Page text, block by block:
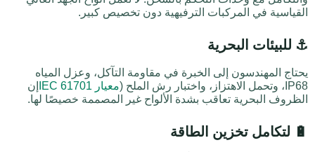
القياسية في المركبات الترفيهية دون تخصيص كبير.
⚓ للبيئات البحرية
يحتاج المهندسون إلى الخبرة في مقاومة التآكل، وعزل المياه
IP68، وتحمل الاهتزاز، واختبار رش الملح (
معيار IEC 61701
إن
الظروف البحرية تعاقب بشدة الألواح غير المصممة خصيصًا لها.
🔋 لتكامل تخزين الطاقة